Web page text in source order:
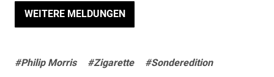
WEITERE MELDUNGEN
#Philip Morris #Zigarette #Sonderedition